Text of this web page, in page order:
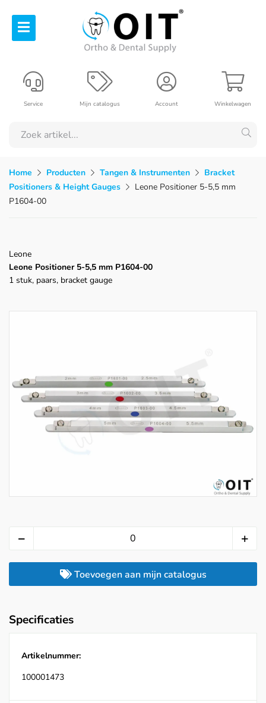
Winkelwagen
Account
Mijn catalogus
Service
Home Producten Tangen & Instrumenten
Bracket
Positioners & Height Gauges
Leone Positioner 5-5,5 mm
P1604-00
Leone
Leone Positioner 5-5,5 mm P1604-00
1 stuk, paars, bracket gauge
Toevoegen aan mijn catalogus
Specificaties
Artikelnummer:
100001473